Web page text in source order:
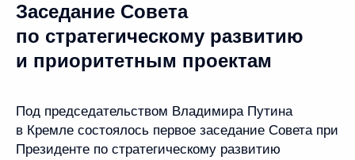
Заседание Совета
по стратегическому развитию
и приоритетным проектам
Под председательством Владимира Путина
в Кремле состоялось первое заседание Совета при
Президенте по стратегическому развитию